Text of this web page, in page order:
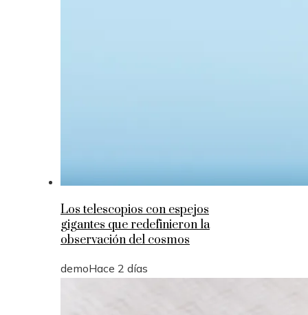
Los telescopios con espejos
gigantes que redefinieron la
observación del cosmos
demoHace 2 días